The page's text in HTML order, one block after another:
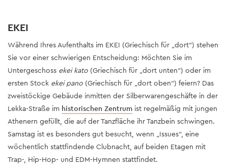
EKEI
Während Ihres Aufenthalts im EKEI (Griechisch für „dort“) stehen
Sie vor einer schwierigen Entscheidung: Möchten Sie im
Untergeschoss ekei kato (Griechisch für „dort unten“) oder im
ersten Stock ekei pano (Griechisch für „dort oben“) feiern? Das
zweistöckige Gebäude inmitten der Silberwarengeschäfte in der
Lekka-Straße im historischen Zentrum ist regelmäßig mit jungen
Athenern gefüllt, die auf der Tanzfläche ihr Tanzbein schwingen.
Samstag ist es besonders gut besucht, wenn „Issues“, eine
wöchentlich stattfindende Clubnacht, auf beiden Etagen mit
Trap-, Hip-Hop- und EDM-Hymnen stattfindet.